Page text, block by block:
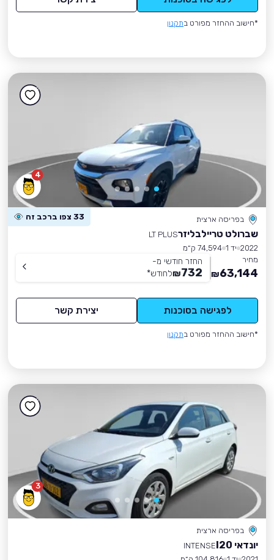
*חישוב ההחזר מפורט בתקנון
4
בפריסה ארצית 33 צפו ברכב זה
שברולט טריילבליזרLT PLUS
2022 יד 1
74,594 ק״מ
מחיר
63,144
₪
החזר חודשי מ-
732
₪לחודש*
לפגישה בסוכנות יצירת קשר
*חישוב ההחזר מפורט בתקנון
3
בפריסה ארצית
יונדאי I20
INTENSE